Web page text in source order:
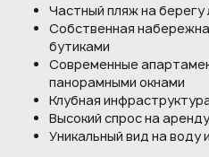
Частный пляж на берегу
Собственная
бутиками
Современные
панорамными окнами
Клубная
Высокий спрос на аренду
Уникальный вид на